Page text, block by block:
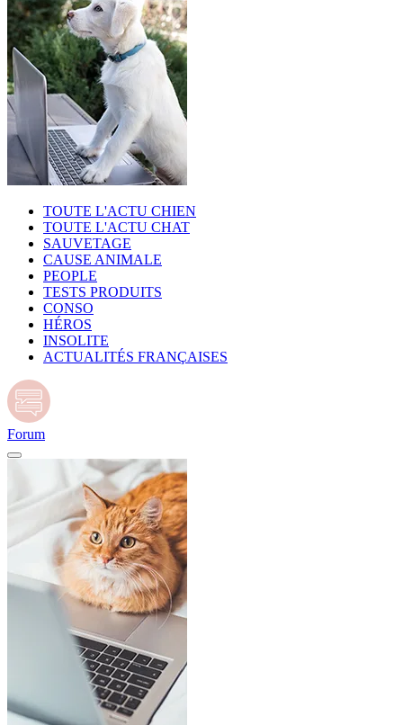
TOUTE L'ACTU CHIEN
TOUTE L'ACTU CHAT
SAUVETAGE
CAUSE ANIMALE
PEOPLE
TESTS PRODUITS
CONSO
HÉROS
INSOLITE
ACTUALITÉS FRANÇAISES
Forum